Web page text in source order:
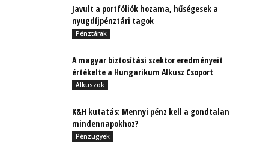
Javult a portfóliók hozama, hűségesek a
nyugdíjpénztári tagok
Pénztárak
A magyar biztosítási szektor eredményeit
értékelte a Hungarikum Alkusz Csoport
Alkuszok
K&H kutatás: Mennyi pénz kell a gondtalan
mindennapokhoz?
Pénzügyek